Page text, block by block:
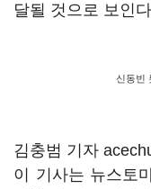
달될 것으로 보인
신동빈
김충범 기자
이 기사는 뉴스토